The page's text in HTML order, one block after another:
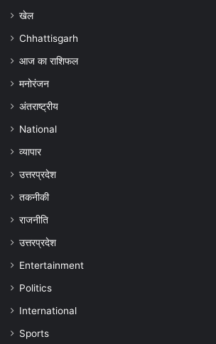
खेल
Chhattisgarh
आज का राशिफल
मनोरंजन
अंतराष्ट्रीय
National
व्यापार
उत्तरप्रदेश
तकनीकी
राजनीति
उत्तरप्रदेश
Entertainment
Politics
International
Sports